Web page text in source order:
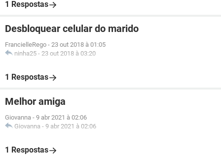
1 Respostas
Desbloquear celular do marido
FrancielleRego - 23 out 2018 à 01:05
ninha25 - 23 out 2018 à 03:20
1 Respostas
Melhor amiga
Giovanna - 9 abr 2021 à 02:06
Giovanna - 9 abr 2021 à 02:06
1 Respostas